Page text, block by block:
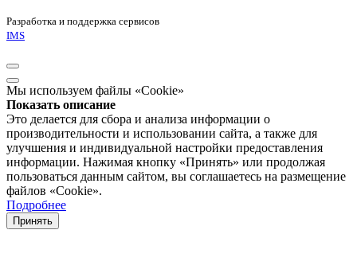
Разработка и поддержка сервисов
IMS
Мы используем файлы «Cookie»
Показать описание
Это делается для сбора и анализа информации о
производительности и использовании сайта, а также для
улучшения и индивидуальной настройки предоставления
информации. Нажимая кнопку «Принять» или продолжая
пользоваться данным сайтом, вы соглашаетесь на размещение
файлов «Cookie».
Подробнее
Принять